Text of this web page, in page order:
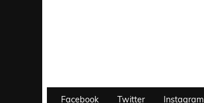
Facebook Twitter Instagram